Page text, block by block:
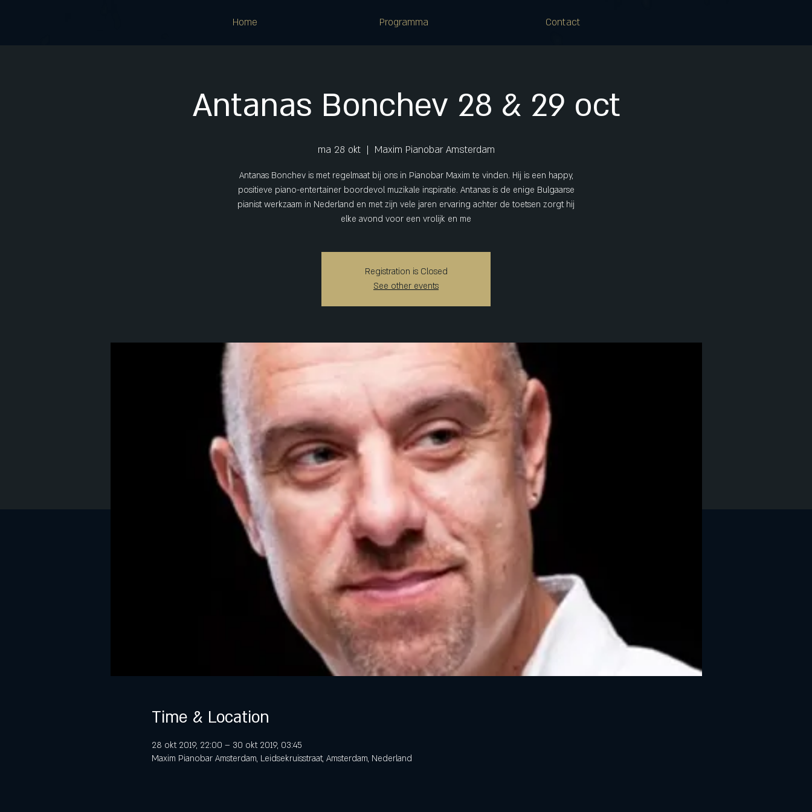
Home Programma Contact
Antanas Bonchev 28 & 29 oct
ma 28 okt
  |
Maxim Pianobar Amsterdam
Antanas Bonchev is met regelmaat bij ons in Pianobar Maxim te vinden. Hij is een happy,
positieve piano-entertainer boordevol muzikale inspiratie. Antanas is de enige Bulgaarse
pianist werkzaam in Nederland en met zijn vele jaren ervaring achter de toetsen zorgt hij
elke avond voor een vrolijk en me
Registration is Closed
See other events
Time & Location
28 okt 2019, 22:00 – 30 okt 2019, 03:45
Maxim Pianobar Amsterdam, Leidsekruisstraat, Amsterdam, Nederland